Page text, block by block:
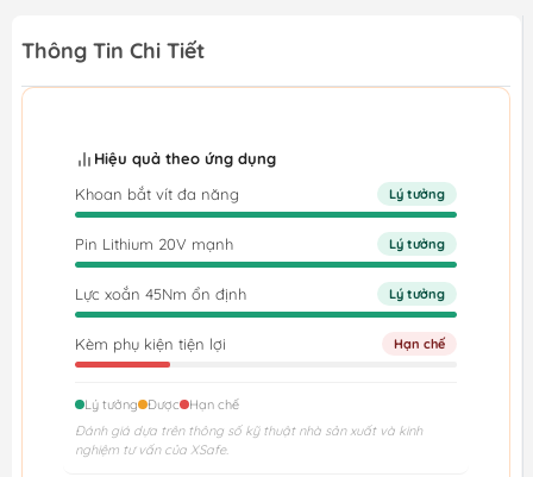
Thông Tin Chi Tiết
Hiệu quả theo ứng dụng
Khoan bắt vít đa năng
Lý tưởng
Pin Lithium 20V mạnh Lý tưởng
Lực xoắn 45Nm ổn định Lý tưởng
Kèm phụ kiện tiện lợi Hạn chế
Lý tưởng Được
Hạn chế
Đánh giá dựa trên thông số kỹ thuật nhà sản xuất và kinh
nghiệm tư vấn của XSafe.